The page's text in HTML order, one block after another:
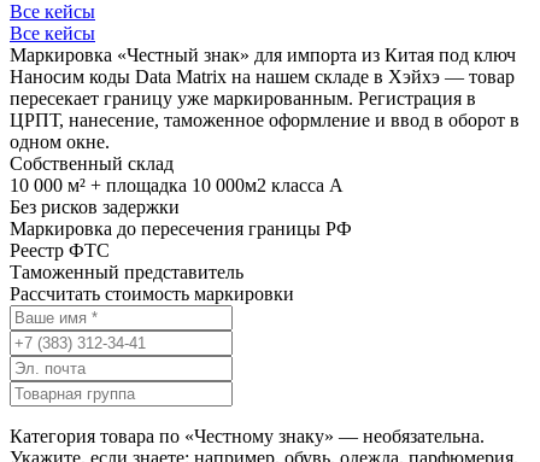
Все кейсы
Все кейсы
Маркировка «Честный знак» для импорта из Китая под ключ
Наносим коды Data Matrix на нашем складе в Хэйхэ — товар
пересекает границу уже маркированным. Регистрация в
ЦРПТ, нанесение, таможенное оформление и ввод в оборот в
одном окне.
Собственный склад
10 000 м² + площадка 10 000м2 класса А
Без рисков задержки
Маркировка до пересечения границы РФ
Реестр ФТС
Таможенный представитель
Рассчитать стоимость маркировки
Категория товара по «Честному знаку» — необязательна.